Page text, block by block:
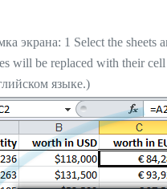
экрана: 1 Select the sheets
will be replaced with their
языке.)